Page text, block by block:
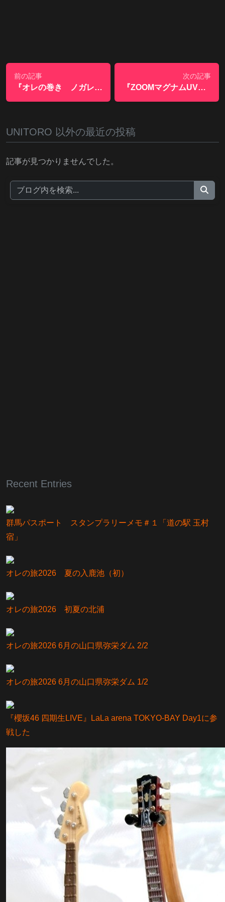
前の記事
『オレの巻き ノガレスフィネスマスターPEX4からサンラインPE-EGI ULTへ』
次の記事
『ZOOMマグナムUVスピードクロー』
UNITORO 以外の最近の投稿
記事が見つかりませんでした。
Recent Entries
群馬パスポート スタンプラリーメモ＃１「道の駅 玉村
宿」
オレの旅2026 夏の入鹿池（初）
オレの旅2026 初夏の北浦
オレの旅2026 6月の山口県弥栄ダム 2/2
オレの旅2026 6月の山口県弥栄ダム 1/2
『櫻坂46 四期生LIVE』LaLa arena TOKYO-BAY Day1に参
戦した